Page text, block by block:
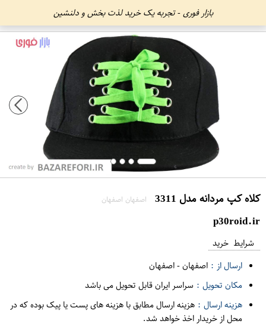
بازار فوری - تجربه یک خرید لذت بخش و دلنشین
کلاه کپ مردانه مدل 3311 اصفهان اصفهان
p30roid.ir
شرایط خرید
ارسال از : اصفهان-اصفهان
مکان تحویل : سراسر ایران قابل تحویل می باشد
هزینه ارسال : هزینه ارسال مطابق با هزینه های پست یا پیک بوده که در
محل از خریدار اخذ خواهد شد.